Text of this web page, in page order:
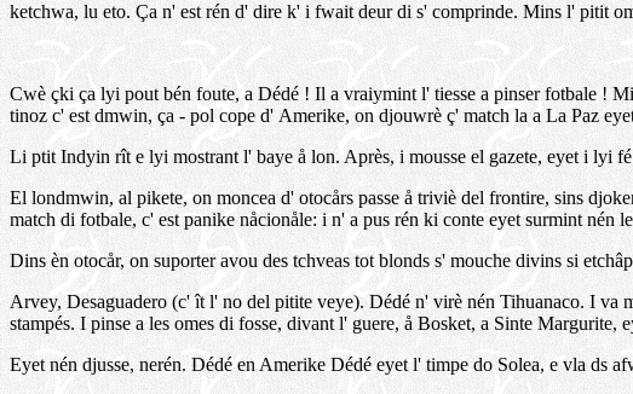
ketchwa, lu eto. Ça n' est rén d' dire k' i fwait deur di s' comprinde. Mins l' pitit
Cwè çki ça lyi pout bén foute, a Dédé ! Il a vraiymint l' tiesse a pinser fotbale !
tinoz c' est dmwin, ça - pol cope d' Amerike, on djouwrè ç' match la a La Paz
Li ptit Indyin rît e lyi mostrant l' baye å lon. Après, i mousse el gazete, eyet i lyi
El londmwin, al pikete, on moncea d' otocårs passe å triviè del frontire, sins
match di fotbale, c' est panike nåcionåle: i n' a pus rén ki conte eyet surmint nén
Dins èn otocår, on suporter avou des tchveas tot blonds s' mouche divins si
Arvey,Desaguadero (c' ît l' no del pitite veye). Dédé n' virè nénTihuanaco. I va
stampés. I pinse a les omes di fosse, divant l' guere, å Bosket, a Sinte
Eyet nén djusse, nerén. Dédé en Amerike Dédé eyet l' timpe do Solea, e vla ds